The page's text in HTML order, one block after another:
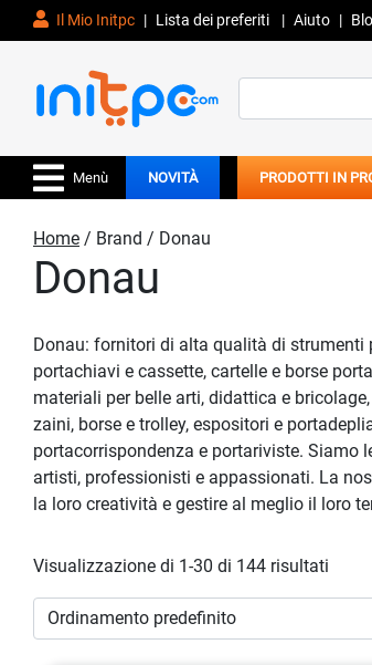
Il Mio Initpc | Lista dei preferiti | Aiuto |
for:
Menù NOVITÀ PRODOTTI IN
Home / Brand / Donau
Donau
Donau: fornitori di alta qualità di strumenti
portachiavi e cassette, cartelle e borse
materiali per belle arti, didattica e
zaini, borse e trolley, espositori e
portacorrispondenza e portariviste. Siamo
artisti, professionisti e appassionati. La
la loro creatività e gestire al meglio il loro
Visualizzazione di 1-30 di 144 risultati